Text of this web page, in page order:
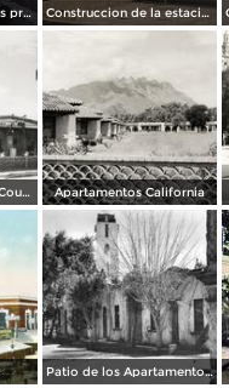
Carro del metro en sus primeras pruebas durante 1990 Construccion de la estacion cuauhtemoc
Campo Turista Royal Courts Apartamentos California
Patio de los Apartamentos Regina